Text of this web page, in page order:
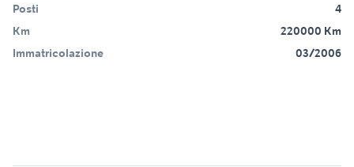
Posti
4
Km
220000 Km
Immatricolazione
03/2006